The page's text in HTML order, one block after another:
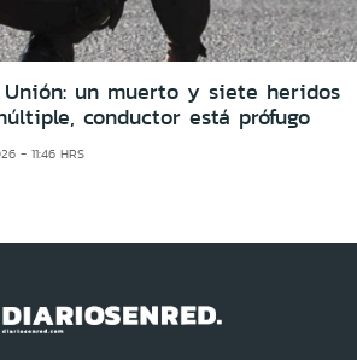
Unión: un muerto y siete heridos
conductor está prófugo
- 11:46 HRS